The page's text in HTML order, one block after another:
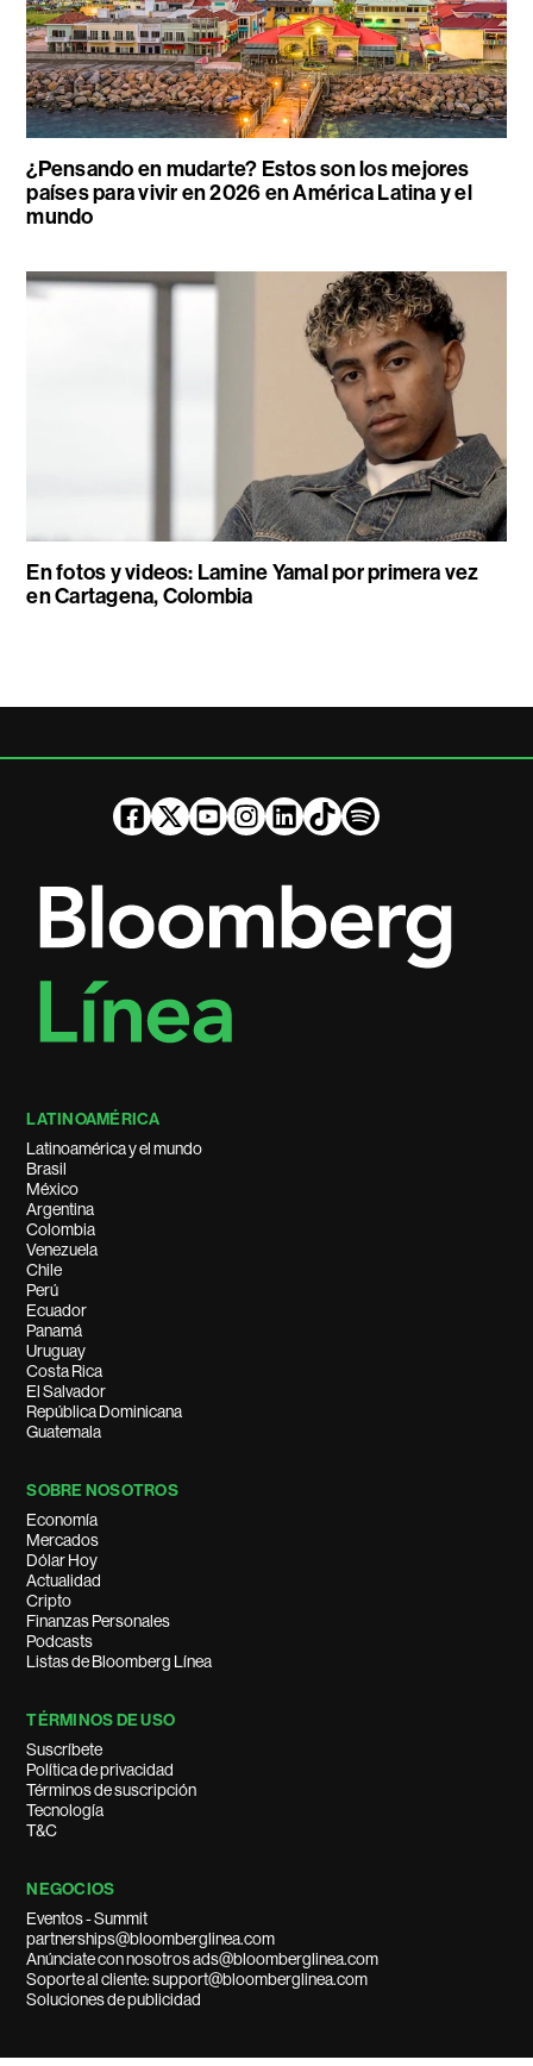
¿Pensando en mudarte? Estos son los mejores
países para vivir en 2026 en América Latina y el
mundo
En fotos y videos: Lamine Yamal por primera vez
en Cartagena, Colombia
LATINOAMÉRICA
Latinoamérica y el mundo
Brasil
México
Argentina
Colombia
Venezuela
Chile
Perú
Ecuador
Panamá
Uruguay
Costa Rica
El Salvador
República Dominicana
Guatemala
SOBRE NOSOTROS
Economía
Mercados
Dólar Hoy
Actualidad
Cripto
Finanzas Personales
Podcasts
Listas de Bloomberg Línea
TÉRMINOS DE USO
Suscríbete
Política de privacidad
Términos de suscripción
Tecnología
T&C
NEGOCIOS
Eventos - Summit
partnerships@bloomberglinea.com
Anúnciate con nosotros ads@bloomberglinea.com
Soporte al cliente: support@bloomberglinea.com
Soluciones de publicidad